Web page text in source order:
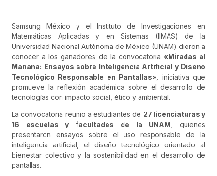
Samsung México y el Instituto de Investigaciones en
Matemáticas Aplicadas y en Sistemas (IIMAS) de la
Universidad Nacional Autónoma de México (UNAM) dieron a
conocer a los ganadores de la convocatoria «Miradas al
Mañana: Ensayos sobre Inteligencia Artificial y Diseño
Tecnológico Responsable en Pantallas» , iniciativa que
promueve la reflexión académica sobre el desarrollo de
tecnologías con impacto social, ético y ambiental.
La convocatoria reunió a estudiantes de 27 licenciaturas y
16 escuelas y facultades de la UNAM , quienes
presentaron ensayos sobre el uso responsable de la
inteligencia artificial, el diseño tecnológico orientado al
bienestar colectivo y la sostenibilidad en el desarrollo de
pantallas.